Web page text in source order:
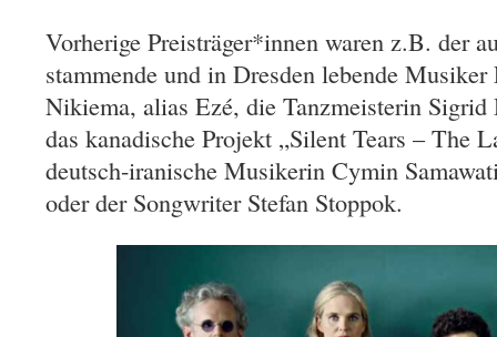
Vorherige Preisträger*innen waren z.B. der
stammende und in Dresden lebende
Nikiema, alias Ezé, die Tanzmeisterin
das kanadische Projekt „Silent Tears – The
deutsch-iranische Musikerin Cymin
oder der Songwriter Stefan Stoppok.